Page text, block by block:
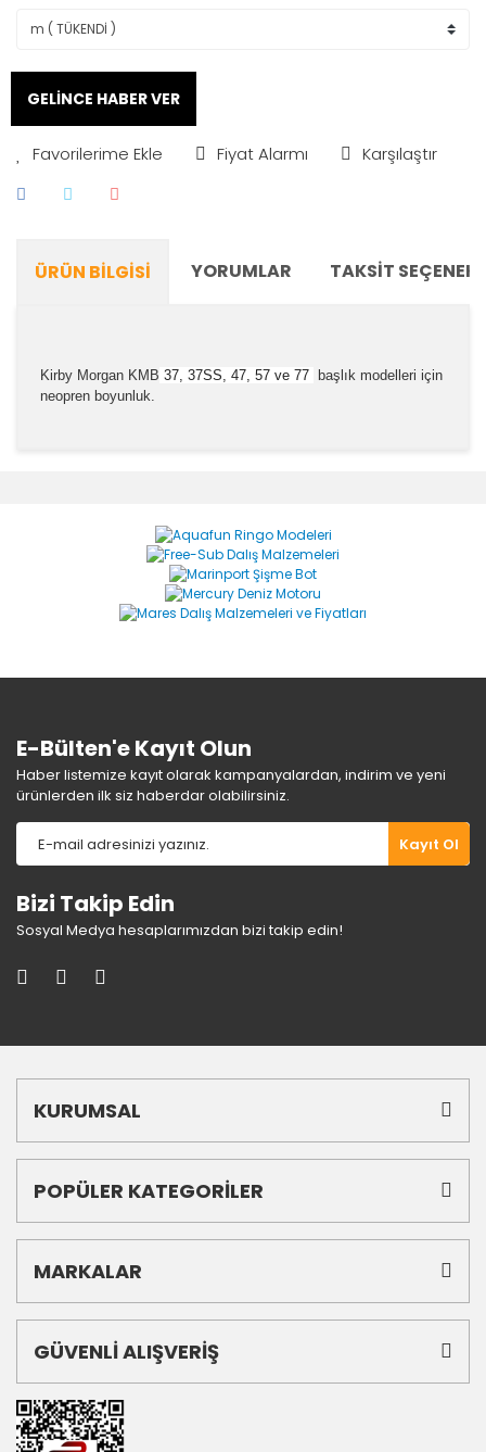
GELİNCE HABER VER
Fiyat Alarmı Karşılaştır
ÜRÜN BILGISI YORUMLAR TAKSIT
Kirby Morgan KMB 37, 37SS, 47, 57 ve 77
başlık modelleri için
neopren boyunluk.
Yorum Yaz
Ürün resmi kalitesiz, bozuk veya görüntülenemiyor.
Ürün açıklamasında eksik bilgiler bulunuyor.
Ürün bilgilerinde hatalar bulunuyor.
E-Bülten'e Kayıt Olun
Haber listemize kayıt olarak kampanyalardan, indirim ve yeni
ürünlerden ilk siz haberdar olabilirsiniz.
Kayıt Ol
Bizi Takip Edin
Sosyal Medya hesaplarımızdan bizi takip edin!
KURUMSAL
POPÜLER KATEGORİLER
MARKALAR
GÜVENLİ ALIŞVERİŞ